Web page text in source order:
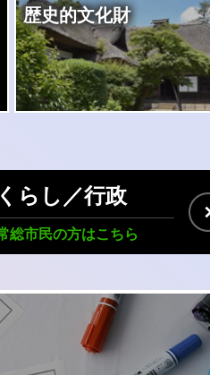
歴史的文化財
らし／行政
総市民の方はこちら